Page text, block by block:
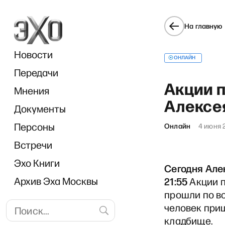
Новости
Передачи
Мнения
Документы
Персоны
Встречи
Эхо Книги
Архив Эха Москвы
На главную
ОНЛАЙН
Акции
Онлайн 4 июня
Сегодня
21:55Акции
прошли по
человек
кладбище.